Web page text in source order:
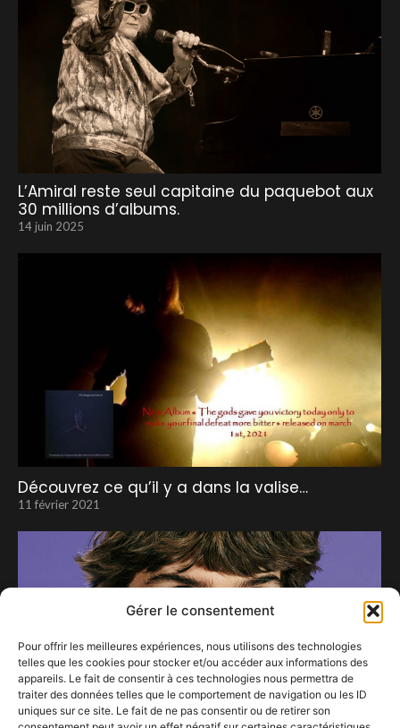
Gérer le consentement
Pour offrir les meilleures expériences, nous utilisons des technologies
telles que les cookies pour stocker et/ou accéder aux informations des
appareils. Le fait de consentir à ces technologies nous permettra de
traiter des données telles que le comportement de navigation ou les ID
uniques sur ce site. Le fait de ne pas consentir ou de retirer son
L’Amiral reste seul capitaine du paquebot aux
30 millions d’albums.
14 juin 2025
Découvrez ce qu’il y a dans la valise…
11 février 2021